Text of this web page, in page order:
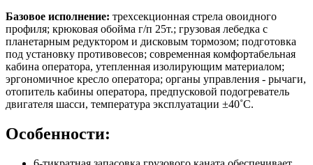
Базовое исполнение: трехсекционная стрела овоидного
профиля; крюковая обойма г/п 25т.; грузовая лебедка с
планетарным редуктором и дисковым тормозом; подготовка
под установку противовесов; современная комфортабельная
кабина оператора, утепленная изолирующим материалом;
эргономичное кресло оператора; органы управления - рычаги,
отопитель кабины оператора, предпусковой подогреватель
двигателя шасси, температура эксплуатации ±40˚С.
Особенности: